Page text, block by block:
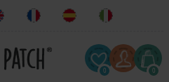
0